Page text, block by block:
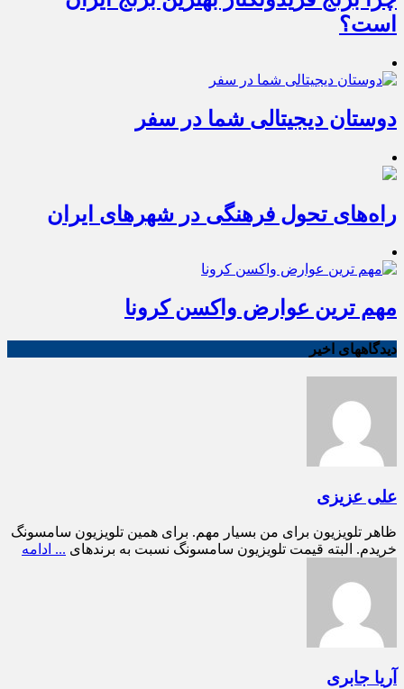
است؟
دوستان دیجیتالی شما در سفر
راه‌های تحول فرهنگی در شهرهای ایران
مهم ترین عوارض واکسن کرونا
دیدگاههای اخیر
علی عزیزی
ظاهر تلویزیون برای من بسیار مهم. برای همین تلویزیون سامسونگ
خریدم. البته قیمت تلویزیون سامسونگ نسبت به برندهای ... ادامه
آریا جابری